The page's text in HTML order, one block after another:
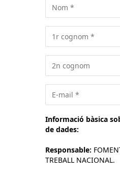
Informació bàsica
de dades:
Responsable:
TREBALL NACIONAL.